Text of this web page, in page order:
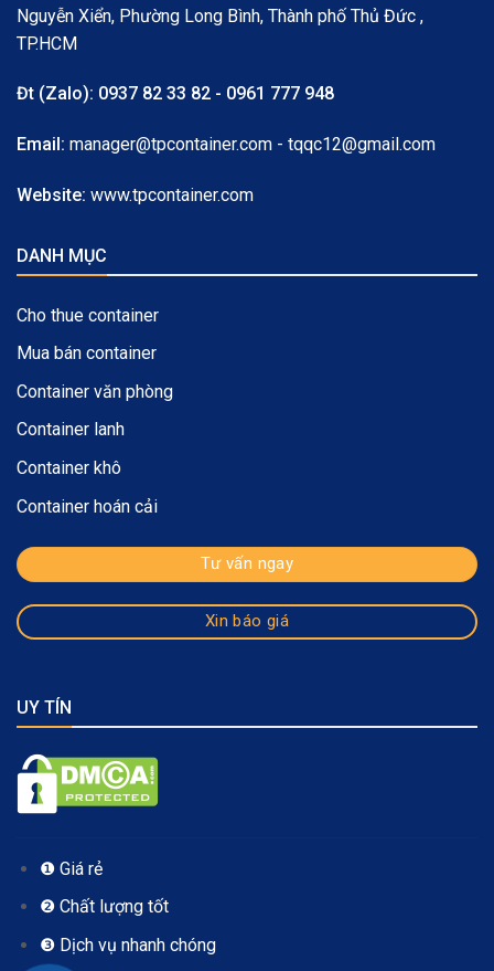
Nguyễn Xiển, Phường Long Bình, Thành phố Thủ Đức ,
TP.HCM
Đt (Zalo): 0937 82 33 82 - 0961 777 948
Email: manager@tpcontainer.com - tqqc12@gmail.com
Website: www.tpcontainer.com
DANH MỤC
Cho thue container
Mua bán container
Container văn phòng
Container lanh
Container khô
Container hoán cải
Tư vấn ngay
Xin báo giá
UY TÍN
❶ Giá rẻ
❷ Chất lượng tốt
❸ Dịch vụ nhanh chóng